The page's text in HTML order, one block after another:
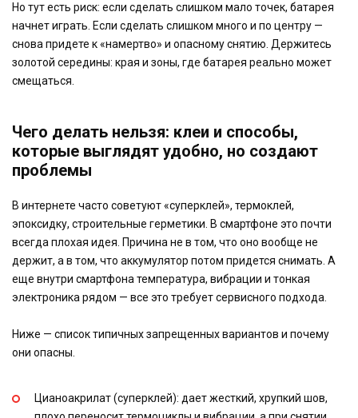
Но тут есть риск: если сделать слишком мало точек, батарея
начнет играть. Если сделать слишком много и по центру —
снова придете к «намертво» и опасному снятию. Держитесь
золотой середины: края и зоны, где батарея реально может
смещаться.
Чего делать нельзя: клеи и способы,
которые выглядят удобно, но создают
проблемы
В интернете часто советуют «суперклей», термоклей,
эпоксидку, строительные герметики. В смартфоне это почти
всегда плохая идея. Причина не в том, что оно вообще не
держит, а в том, что аккумулятор потом придется снимать. А
еще внутри смартфона температура, вибрации и тонкая
электроника рядом — все это требует сервисного подхода.
Ниже — список типичных запрещенных вариантов и почему
они опасны.
Цианоакрилат (суперклей): дает жесткий, хрупкий шов,